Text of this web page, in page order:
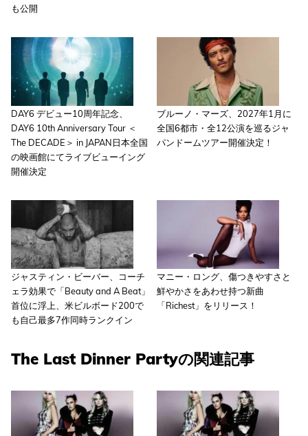
も公開
DAY6 デビュー10周年記念、
DAY6 10th Anniversary Tour ＜
The DECADE＞ in JAPAN日本全国
の映画館にてライブビューイング
開催決定
ブルーノ・マーズ、2027年1月に
全国6都市・全12公演を巡るジャ
パンドームツアー開催決定！
ジャスティン・ビーバー、コーチ
ェラ効果で「Beauty and A Beat」
首位に浮上、米ビルボード200で
も自己最多7作同時ランクイン
マニー・ロング、傷つきやすさと
鮮やかさをあわせ持つ新曲
「Richest」をリリース！
The Last Dinner Partyの関連記事